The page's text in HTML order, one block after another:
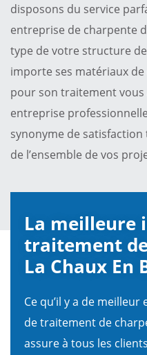
disposons du service
entreprise de charpente
type de votre structure
importe ses matériaux
pour son traitement
entreprise
synonyme de
de l’ensemble de vos
La meilleure
traitement
La Chaux En
Ce qu’il y a de
de traitement de
assure à tous les